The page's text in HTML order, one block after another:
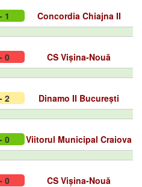
1 Concordia Chiajna II
0 CS Vișina-Nouă
2 Dinamo II București
0 Viitorul Municipal Craiova
0 CS Vișina-Nouă